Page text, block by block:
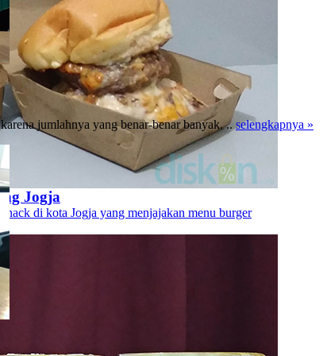
Jogja
di kota Jogja yang menjajakan menu burger
jumlahnya yang benar-benar banyak. .. selengkapnya »